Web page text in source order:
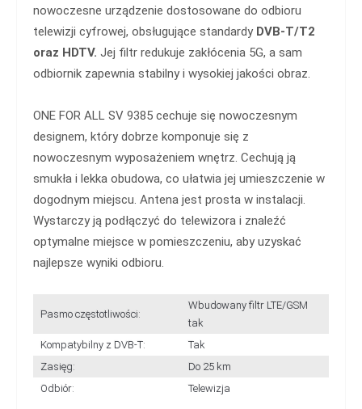
nowoczesne urządzenie dostosowane do odbioru
telewizji cyfrowej, obsługujące standardy DVB-T/T2
oraz HDTV. Jej filtr redukuje zakłócenia 5G, a sam
odbiornik zapewnia stabilny i wysokiej jakości obraz.
ONE FOR ALL SV 9385 cechuje się nowoczesnym
designem, który dobrze komponuje się z
nowoczesnym wyposażeniem wnętrz. Cechują ją
smukła i lekka obudowa, co ułatwia jej umieszczenie w
dogodnym miejscu. Antena jest prosta w instalacji.
Wystarczy ją podłączyć do telewizora i znaleźć
optymalne miejsce w pomieszczeniu, aby uzyskać
najlepsze wyniki odbioru.
Pasmo częstotliwości:
Wbudowany filtr LTE/GSM
tak
Kompatybilny z DVB-T:
Tak
Zasięg:
Do 25 km
Odbiór:
Telewizja